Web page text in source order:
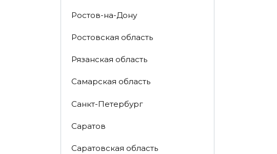
Ростов-на-Дону
Ростовская область
Рязанская область
Самарская область
Санкт-Петербург
Саратов
Саратовская область